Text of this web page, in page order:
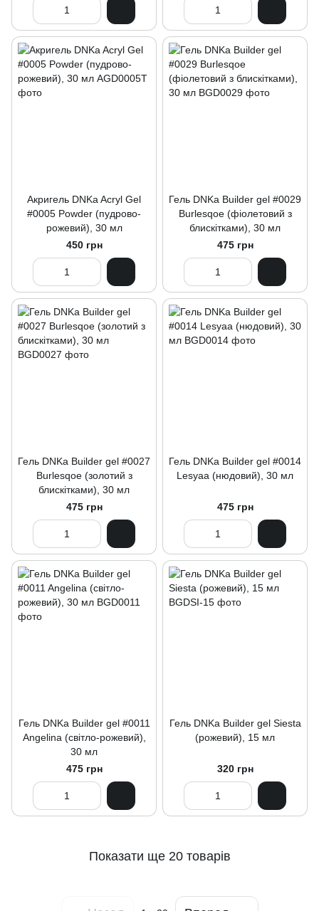
Акригель DNKa Acryl Gel
#0005 Powder (пудрово-
рожевий), 30 мл
450 грн
Гель DNKa Builder gel #0029
Burlesqoe (фіолетовий з
блискітками), 30 мл
475 грн
Гель DNKa Builder gel #0027
Burlesqoe (золотий з
блискітками), 30 мл
475 грн
Гель DNKa Builder gel #0014
Lesyaa (нюдовий), 30 мл
475 грн
Гель DNKa Builder gel #0011
Angelina (світло-рожевий),
30 мл
475 грн
Гель DNKa Builder gel Siesta
(рожевий), 15 мл
320 грн
Показати ще 20 товарів